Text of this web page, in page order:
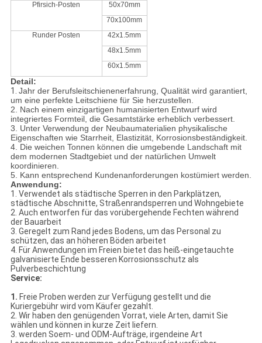
Pfirsich-Posten
50x70mm
70x100mm
Runder Posten
42x1.5mm
48x1.5mm
60x1.5mm
Detail:
1. Jahr der Berufsleitschienenerfahrung, Qualität wird garantiert,
um eine perfekte Leitschiene für Sie herzustellen.
2. Nach einem einzigartigen humanisierten Entwurf wird
integriertes Formteil, die Gesamtstärke erheblich verbessert.
3. Unter Verwendung der Neubaumaterialien physikalische
Eigenschaften wie Starrheit, Elastizität, Korrosionsbeständigkeit.
4. Die weichen Tonnen können die umgebende Landschaft mit
dem modernen Stadtgebiet und der natürlichen Umwelt
koordinieren.
5. Kann entsprechend Kundenanforderungen kostümiert werden.
Anwendung:
1. Verwendet als städtische Sperren in den Parkplätzen,
städtische Abschnitte, Straßenrandsperren und Wohngebiete
2. Auch entworfen für das vorübergehende Fechten während
der Bauarbeit
3. Geregelt zum Rand jedes Bodens, um das Personal zu
schützen, das an höheren Böden arbeitet
4. Für Anwendungen im Freien bietet das heiß-eingetauchte
galvanisierte Ende besseren Korrosionsschutz als
Pulverbeschichtung
Service:
1. Freie Proben werden zur Verfügung gestellt und die
Kuriergebühr wird vom Käufer gezahlt.
2. Wir haben den genügenden Vorrat, viele Arten, damit Sie
wählen und können in kurze Zeit liefern.
3. werden Soem- und ODM-Aufträge, irgendeine Art